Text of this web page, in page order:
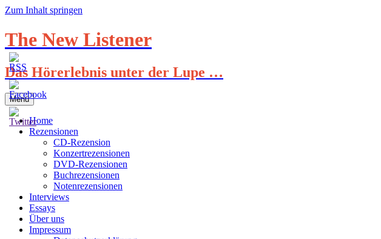
Zum Inhalt springen
The New Listener
Das Hörerlebnis unter der Lupe …
Menü
Home
Rezensionen
CD-Rezension
Konzertrezensionen
DVD-Rezensionen
Buchrezensionen
Notenrezensionen
Interviews
Essays
Über uns
Impressum